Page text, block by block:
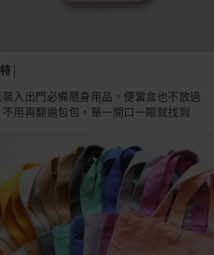
│
入出門必備隨身用品，便當盒也不放過
用再翻遍包包，單一開口一眼就找到